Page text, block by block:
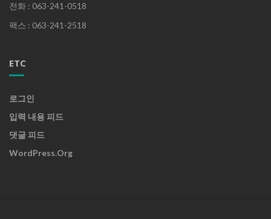
전화 : 063-241-0518
팩스 : 063-241-2518
ETC
로그인
입력 내용 피드
댓글 피드
WordPress.org